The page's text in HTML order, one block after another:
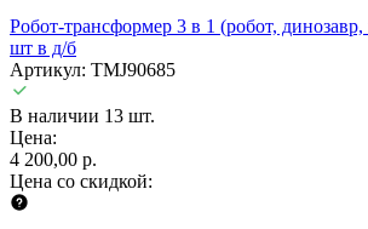
Робот-трансформер 3 в 1 (робот,
шт в д/б
Артикул: TMJ90685
В наличии 13 шт.
Цена:
4 200,00 р.
Цена со скидкой: